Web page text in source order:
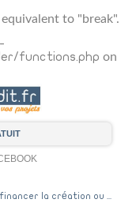
to "break".
functions.php on
la création ou ...